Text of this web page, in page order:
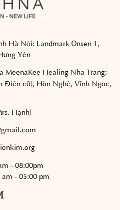
Hà Nội: Landmark Onsen 1,
Yên
MeenaKee Healing Nha Trang:
Điện cũ), Hòn Nghê, Vĩnh Ngọc,
Hạnh)
- 08:00pm
- 05:00 pm